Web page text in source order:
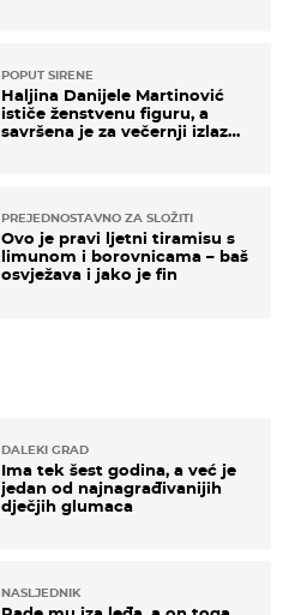
DALEKI GRAD
Ima tek šest godina, a već je
jedan od najnagrađivanijih
dječjih glumaca
NASLJEDNIK
POPUT SIRENE
Haljina Danijele Martinović
ističe ženstvenu figuru, a
savršena je za večernji izlazak
PREJEDNOSTAVNO ZA SLOŽITI
Ovo je pravi ljetni tiramisu s
limunom i borovnicama – baš
osvježava i jako je fin